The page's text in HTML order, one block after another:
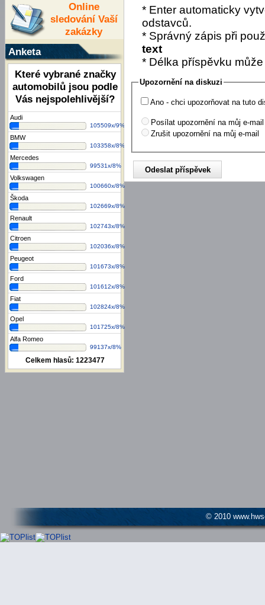
Online
sledování Vaší
zakázky
Anketa
Které vybrané značky
automobilů jsou podle
Vás nejspolehlivější?
Audi
105509x/9%
BMW
103358x/8%
Mercedes
99531x/8%
Volkswagen
100660x/8%
Škoda
102669x/8%
Renault
102743x/8%
Citroen
102036x/8%
Peugeot
101673x/8%
Ford
101612x/8%
Fiat
102824x/8%
Opel
101725x/8%
Alfa Romeo
99137x/8%
Celkem hlasů: 1223477
* Enter automaticky
odstavců.
* Správný zápis při
text
* Délka příspěvku
Upozornění na diskuzi
Ano - chci upozorňovat na tuto
Posílat upozornění na můj e-mail
Zrušit upozornění na můj e-mail
© 2010